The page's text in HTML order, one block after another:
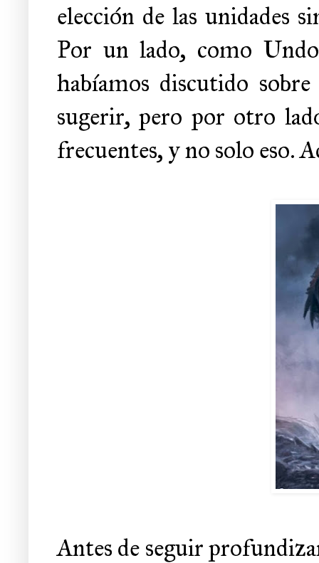
elección de las unidades
Por un lado, como
habíamos discutido
sugerir, pero por otro
frecuentes, y no solo eso.
Antes de seguir